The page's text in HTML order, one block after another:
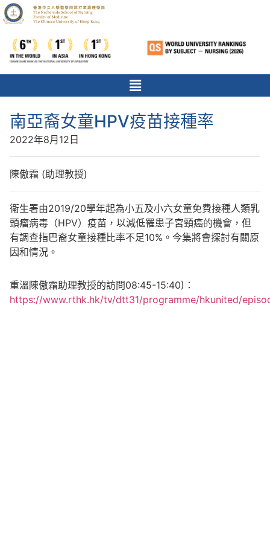
南亞裔女童HPV疫苗接種率
2022年8月12日
陳傲霜 (助理教授)
衞生署由2019/20學年起為小五及小六女童免費接種人類乳
頭瘤病毒（HPV）疫苗，以減低罹患子宮頸癌的機會，但
有調查指巴裔女童接種比率不足10%。今集將會探討有關原
因和情況。
重溫陳傲霜助理教授的訪問08:45-15:40)：
https://www.rthk.hk/tv/dtt31/programme/hkunited/